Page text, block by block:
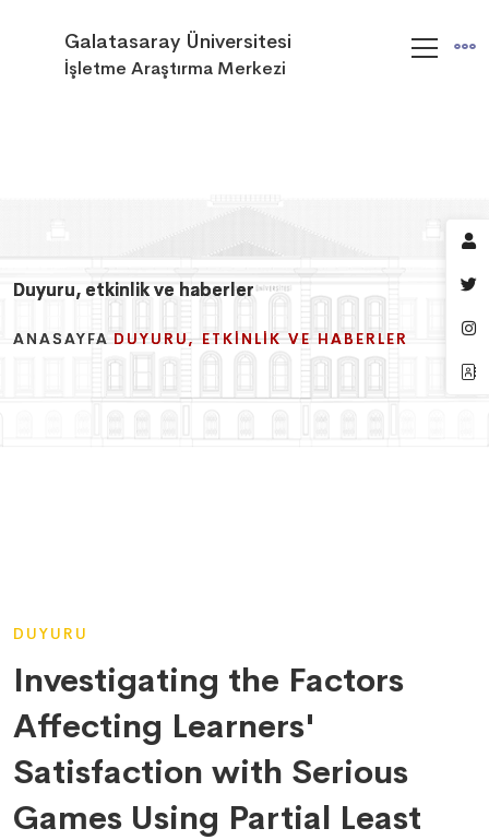
Galatasaray Üniversitesi
İşletme Araştırma Merkezi
Duyuru, etkinlik ve haberler
ANASAYFA DUYURU, ETKINLIK VE HABERLER
Duyuru, etkinlik ve haberler
ANASAYFA DUYURU, ETKINLIK VE HABERLER
Duyuru, etkinlik ve haberler
ANASAYFA DUYURU, ETKINLIK VE HABERLER
DUYURU
Investigating the Factors
Affecting Learners'
Satisfaction with Serious
Games Using Partial Least